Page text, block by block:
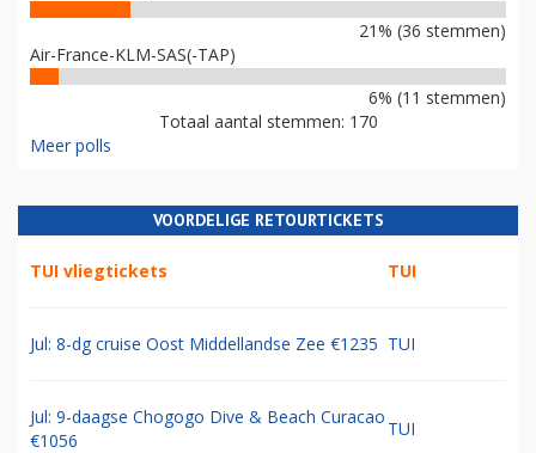
21% (36 stemmen)
Air-France-KLM-SAS(-TAP)
6% (11 stemmen)
Totaal aantal stemmen: 170
Meer polls
VOORDELIGE RETOURTICKETS
TUI vliegtickets TUI
Jul: 8-dg cruise Oost Middellandse Zee €1235 TUI
Jul: 9-daagse Chogogo Dive & Beach Curacao
€1056
TUI